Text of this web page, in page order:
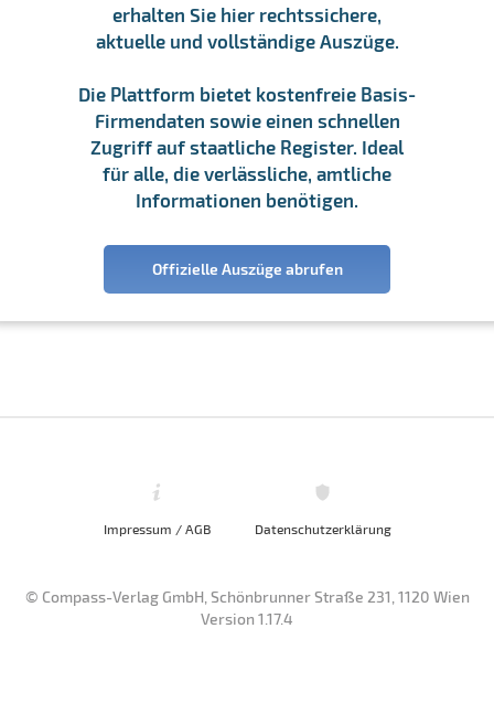
erhalten Sie hier rechtssichere,
aktuelle und vollständige Auszüge.
Die Plattform bietet kostenfreie Basis-
Firmendaten sowie einen schnellen
Zugriff auf staatliche Register. Ideal
für alle, die verlässliche, amtliche
Informationen benötigen.
Offizielle Auszüge abrufen
Impressum / AGB Datenschutzerklärung
© Compass-Verlag GmbH, Schönbrunner Straße 231, 1120 Wien
Version 1.17.4